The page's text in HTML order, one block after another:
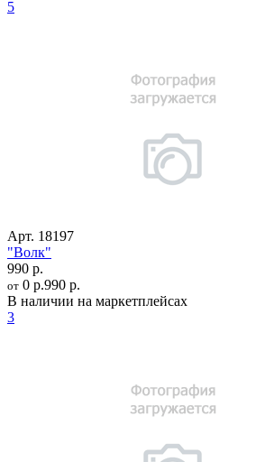
5
Арт. 18197
"Волк"
990 р.
от 0 р.990 р.
В наличии на маркетплейсах
3